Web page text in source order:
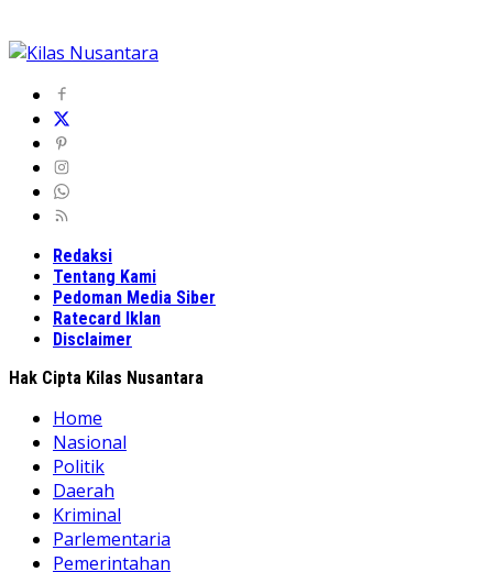
Redaksi
Tentang Kami
Pedoman Media Siber
Ratecard Iklan
Disclaimer
Hak Cipta Kilas Nusantara
Home
Nasional
Politik
Daerah
Kriminal
Parlementaria
Pemerintahan